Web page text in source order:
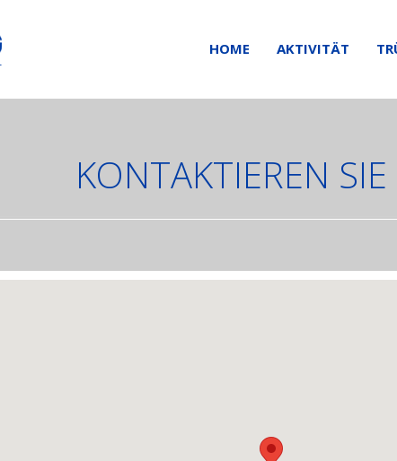
HOME AKTIVITÄT
KONTAKTIEREN